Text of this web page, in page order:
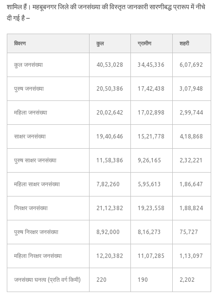
शामिल हैं। महबूबनगर जिले की जनसंख्या की विस्तृत जानकारी सारणीबद्ध प्रारूप में नीचे
दी गई है –
विवरण कुल ग्रामीण शहरी
कुल जनसंख्या 40,53,028 34,45,336 6,07,692
पुरुष जनसंख्या 20,50,386 17,42,438 3,07,948
महिला जनसंख्या 20,02,642 17,02,898 2,99,744
साक्षर जनसंख्या 19,40,646 15,21,778 4,18,868
पुरुष साक्षर जनसंख्या 11,58,386 9,26,165 2,32,221
महिला साक्षर जनसंख्या 7,82,260 5,95,613 1,86,647
निरक्षर जनसंख्या 21,12,382 19,23,558 1,88,824
पुरुष निरक्षर जनसंख्या 8,92,000 8,16,273 75,727
महिला निरक्षर जनसंख्या 12,20,382 11,07,285 1,13,097
जनसंख्या घनत्व (प्रति वर्ग किमी) 220 190 2,202